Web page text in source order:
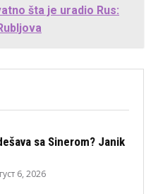
šta je uradio Rus:
sa Sinerom? Janik
6, 2026